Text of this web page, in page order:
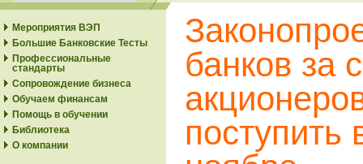
Мероприятия ВЭП
Большие Банковские Тесты
Профессиональные
стандарты
Сопровождение бизнеса
Обучаем финансам
Помощь в обучении
Библиотека
О компании
банков за
поступить